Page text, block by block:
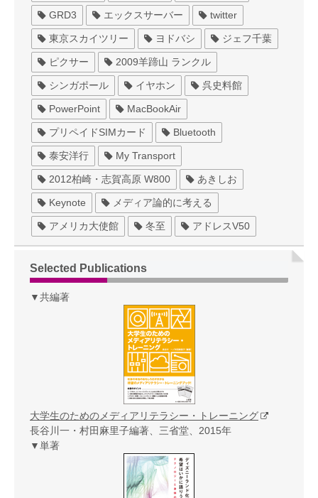
GRD3 エックスサーバー twitter
東京スカイツリー ヨドバシ ジェフ千葉
ピクサー 2009羊蹄山 ランクル
シンガポール イヤホン 呉史料館
PowerPoint MacBookAir
プリペイドSIMカード Bluetooth
泰安洋行 My Transport
2012柏崎・志賀高原 W800 あきしお
Keynote メディア論的に考える
アメリカ大使館 冬至 アドレスV50
Selected Publications
▼共編著
大学生のためのメディアリテラシー・トレーニング
長谷川一・村田麻里子編著、三省堂、2015年
▼単著